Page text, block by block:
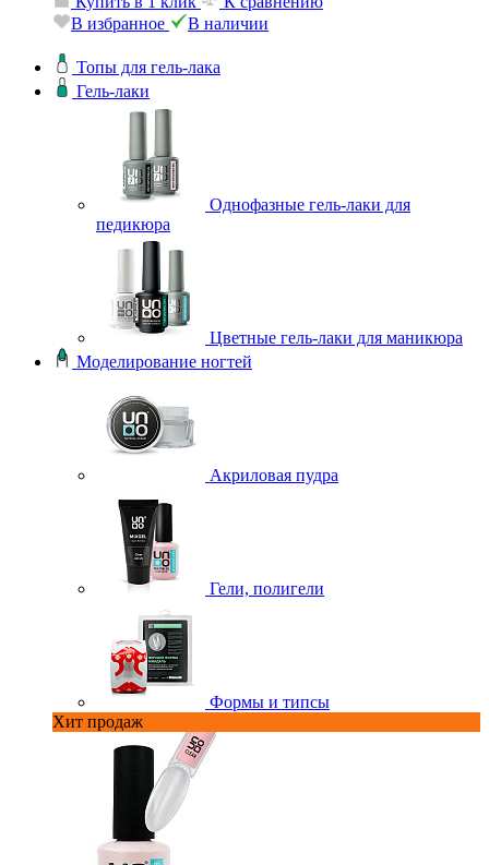
Купить в 1 клик
К сравнению
Топы для гель-лака
Гель-лаки
Однофазные гель-лаки для
педикюра
Цветные гель-лаки для маникюра
Моделирование ногтей
Акриловая пудра
Гели, полигели
Формы и типсы
Хит продаж